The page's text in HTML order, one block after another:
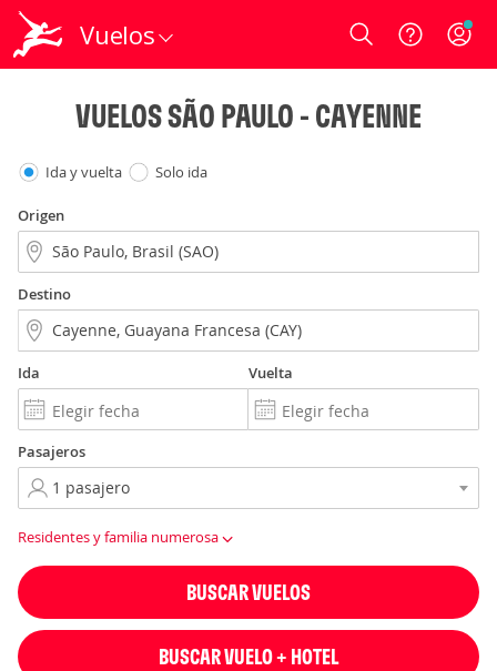
Vuelos Login
VUELOS SÃO PAULO - CAYENNE
Ida y vuelta Solo ida
Origen
Destino
Ida Vuelta
Pasajeros
Residentes y familia numerosa
BUSCAR VUELOS
BUSCAR VUELO + HOTEL